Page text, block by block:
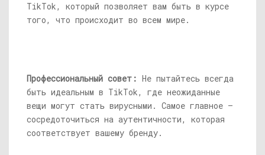
TikTok, который позволяет вам быть в курсе
того, что происходит во всем мире.
Профессиональный совет: Не пытайтесь всегда
быть идеальным в TikTok, где неожиданные
вещи могут стать вирусными. Самое главное —
сосредоточиться на аутентичности, которая
соответствует вашему бренду.